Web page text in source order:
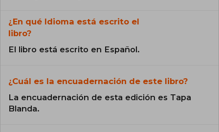
¿En qué Idioma está escrito el
libro?
El libro está escrito en Español.
¿Cuál es la encuadernación de este libro?
La encuadernación de esta edición es Tapa
Blanda.